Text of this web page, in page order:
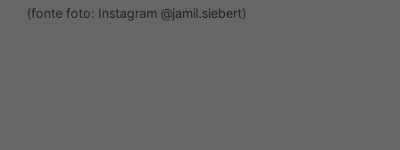
(fonte foto: Instagram @jamil.siebert)